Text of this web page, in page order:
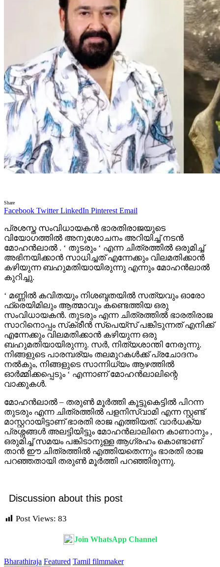
Share
Facebook Twitter LinkedIn Pinterest Email
പ്രശസ്ത സംവിധായകൻ ഭാരതിരാജയുടെ
വിയോഗത്തിൽ അനുശോചനം അറിയിച്ച് നടൻ
മോഹൻലാൽ . ‘ തുടരും ‘ എന്ന ചിത്രത്തിൽ ഒരുമിച്ച്
അഭിനയിക്കാൻ സാധിച്ചത് എന്നേക്കും വിലമതിക്കാൻ
കഴിയുന്ന ബഹുമതിയായിരുന്നു എന്നും മോഹൻലാൽ
കുറിച്ചു.
‘ മണ്ണിൽ കവിതയും നിശബ്ദതയിൽ സത്യവും ഓരോ
ഫ്രെയിമിലും ആത്മാവും കണ്ടെത്തിയ ഒരു
സംവിധായകൻ. തുടരും എന്ന ചിത്രത്തിൽ ഭാരതിരാജ
സാറിനൊപ്പം സ്‌ക്രീൻ സ്‌പെയ്‌സ് പങ്കിടുന്നത് എനിക്ക്
എന്നേക്കും വിലമതിക്കാൻ കഴിയുന്ന ഒരു
ബഹുമതിയായിരുന്നു. സർ, നിത്യശാന്തി നേരുന്നു.
നിങ്ങളുടെ പാരമ്പര്യം തലമുറകൾക്ക് പ്രചോദനം
നൽകും, നിങ്ങളുടെ സാന്നിധ്യം ആഴത്തിൽ
ഓർമ്മിക്കപ്പെടും ‘ എന്നാണ് മോഹൻലാലിന്റെ
വാക്കുകൾ.
മോഹൻലാൽ – തരുൺ മൂർത്തി കൂട്ടുകെട്ടിൽ പിറന്ന
തുടരും എന്ന ചിത്രത്തിൽ പളനിസ്വാമി എന്ന സ്റ്റണ്ട്
മാസ്റ്ററായിട്ടാണ് ഭാരതി രാജ എത്തിയത്. വാർധക്യ
പ്രശ്നങ്ങൾ അലട്ടിയിട്ടും മോഹൻലാലിനെ കാണാനും ,
ഒരുമിച്ച് സമയം പങ്കിടാനുള്ള ആഗ്രഹം കൊണ്ടാണ്
താൻ ഈ ചിത്രത്തിൽ എത്തിയതെന്നും ഭാരതി രാജ
പറഞ്ഞതായി തരുൺ മൂർത്തി പറഞ്ഞിരുന്നു.
Discussion about this post
Post Views: 83
Join WhatsApp Channel
Bharathiraja Featured Tamil filmmaker